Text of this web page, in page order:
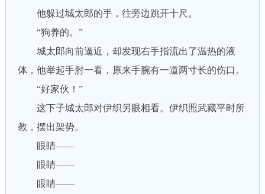
他躲过城太郎的手，往旁边跳开十尺。
“狗养的。”
城太郎向前逼近，却发现右手指流出了温热的液
体，他举起手肘一看，原来手腕有一道两寸长的伤口。
“好家伙！”
这下子城太郎对伊织另眼相看。伊织照武藏平时所
教，摆出架势。
眼睛——
眼睛——
眼睛——